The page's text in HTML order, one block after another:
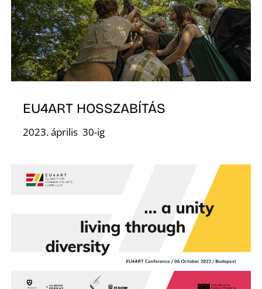
EU4ART HOSSZABÍTÁS
2023. április 30-ig